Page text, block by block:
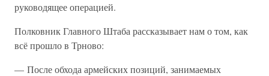
руководящее операцией.
Полковник Главного Штаба рассказывает нам о том, как
всё прошло в Трново:
— После обхода армейских позиций, занимаемых